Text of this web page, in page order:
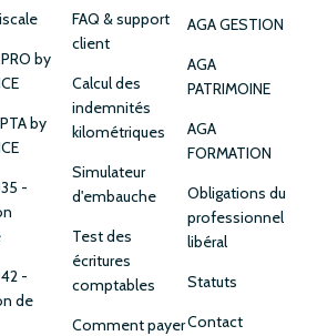
by
by
-
-
de
FAQ & support
client
Calcul des
indemnités
kilométriques
Simulateur
d'embauche
Test des
écritures
comptables
Comment payer
AGA GESTION
AGA
PATRIMOINE
AGA
FORMATION
Obligations du
professionnel
libéral
Statuts
Contact